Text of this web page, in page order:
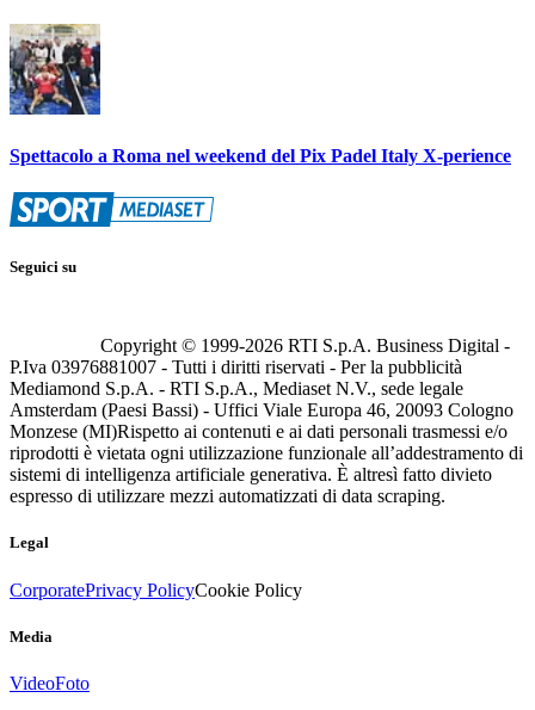
Spettacolo a Roma nel weekend del Pix Padel Italy X-perience
Seguici su
Copyright © 1999-2026 RTI S.p.A. Business Digital -
P.Iva 03976881007 - Tutti i diritti riservati - Per la pubblicità
Mediamond S.p.A. - RTI S.p.A., Mediaset N.V., sede legale
Amsterdam (Paesi Bassi) - Uffici Viale Europa 46, 20093 Cologno
Monzese (MI)Rispetto ai contenuti e ai dati personali trasmessi e/o
riprodotti è vietata ogni utilizzazione funzionale all’addestramento di
sistemi di intelligenza artificiale generativa. È altresì fatto divieto
espresso di utilizzare mezzi automatizzati di data scraping.
Legal
CorporatePrivacy PolicyCookie Policy
Media
VideoFoto